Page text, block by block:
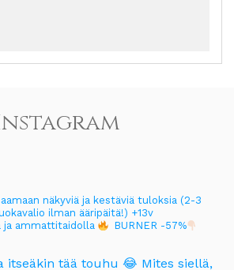
näkyviä ja kestäviä tuloksia (2-3
ilman ääripäitä!) +13v
ja ammattitaidolla
BURNER -57%